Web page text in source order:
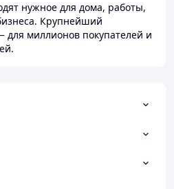
нужное для дома, работы,
Крупнейший
миллионов покупателей и